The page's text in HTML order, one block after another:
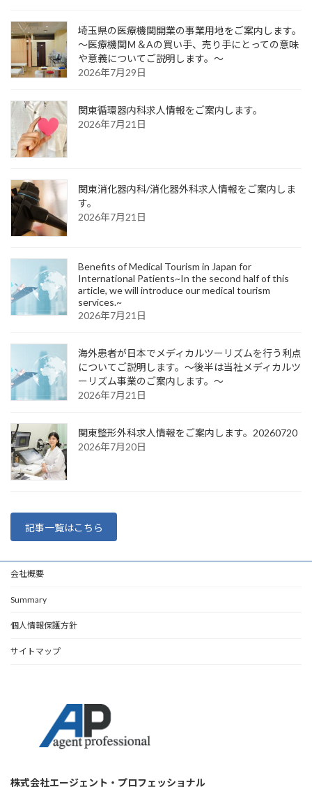
埼玉県の医療機関開業の事業用地をご案内します。
～医療機関Ｍ＆Aの買い手、売り手にとっての意味
や意義についてご説明します。～
2026年7月29日
関東循環器内科求人情報をご案内します。
2026年7月21日
関東消化器内科/消化器外科求人情報をご案内しま
す。
2026年7月21日
Benefits of Medical Tourism in Japan for
International Patients~In the second half of this
article, we will introduce our medical tourism
services.~
2026年7月21日
海外患者が日本でメディカルツーリズムを行う利点
についてご説明します。～後半は当社メディカルツ
ーリズム事業のご案内します。～
2026年7月21日
関東整形外科求人情報をご案内します。20260720
2026年7月20日
記事一覧はこちら
会社概要
Summary
個人情報保護方針
サイトマップ
株式会社エージェント・プロフェッショナル